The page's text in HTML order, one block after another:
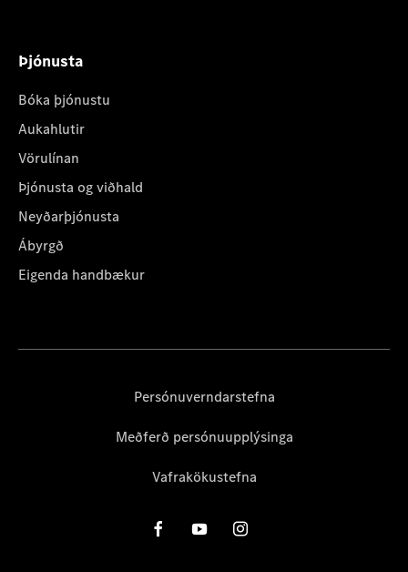
Þjónusta
Bóka þjónustu
Aukahlutir
Vörulínan
Þjónusta og viðhald
Neyðarþjónusta
Ábyrgð
Eigenda handbækur
Persónuverndarstefna
Meðferð persónuupplýsinga
Vafrakökustefna